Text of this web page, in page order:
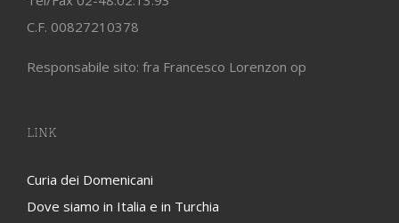
C.F. 00827210378
Responsabile sito: fra Francesco Lorenzon op
LINK
Curia dei Domenicani
Dove siamo in Italia e in Turchia